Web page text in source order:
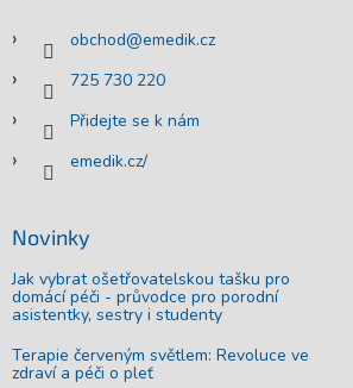
obchod@emedik.cz
725 730 220
Přidejte se k nám
emedik.cz/
Novinky
Jak vybrat ošetřovatelskou tašku pro
domácí péči - průvodce pro porodní
asistentky, sestry i studenty
Terapie červeným světlem: Revoluce ve
zdraví a péči o pleť